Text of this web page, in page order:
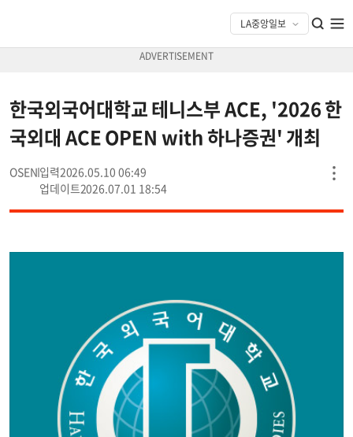
한국외국어대학교 테니스부 ACE, '2026 한
국외대 ACE OPEN with 하나증권' 개최
OSEN
2026.05.10 06:49
2026.07.01 18:54